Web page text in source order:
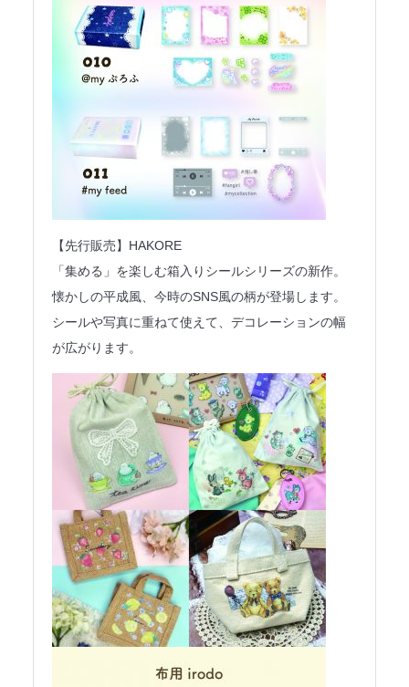
【先行販売】HAKORE
「集める」を楽しむ箱入りシールシリーズの新作。
懐かしの平成風、今時のSNS風の柄が登場します。
シールや写真に重ねて使えて、デコレーションの幅
が広がります。